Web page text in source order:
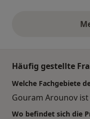
Häufig gestellte
Welche Fachgebiete
Gouram Arounov
Wo befindet sich die